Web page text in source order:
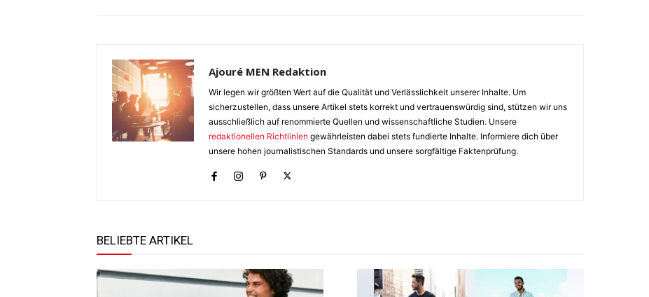
Ajouré MEN Redaktion
Wir legen wir größten Wert auf die Qualität und Verlässlichkeit unserer Inhalte. Um
sicherzustellen, dass unsere Artikel stets korrekt und vertrauenswürdig sind, stützen wir uns
ausschließlich auf renommierte Quellen und wissenschaftliche Studien. Unsere
redaktionellen Richtlinien gewährleisten dabei stets fundierte Inhalte. Informiere dich über
unsere hohen journalistischen Standards und unsere sorgfältige Faktenprüfung.
BELIEBTE ARTIKEL